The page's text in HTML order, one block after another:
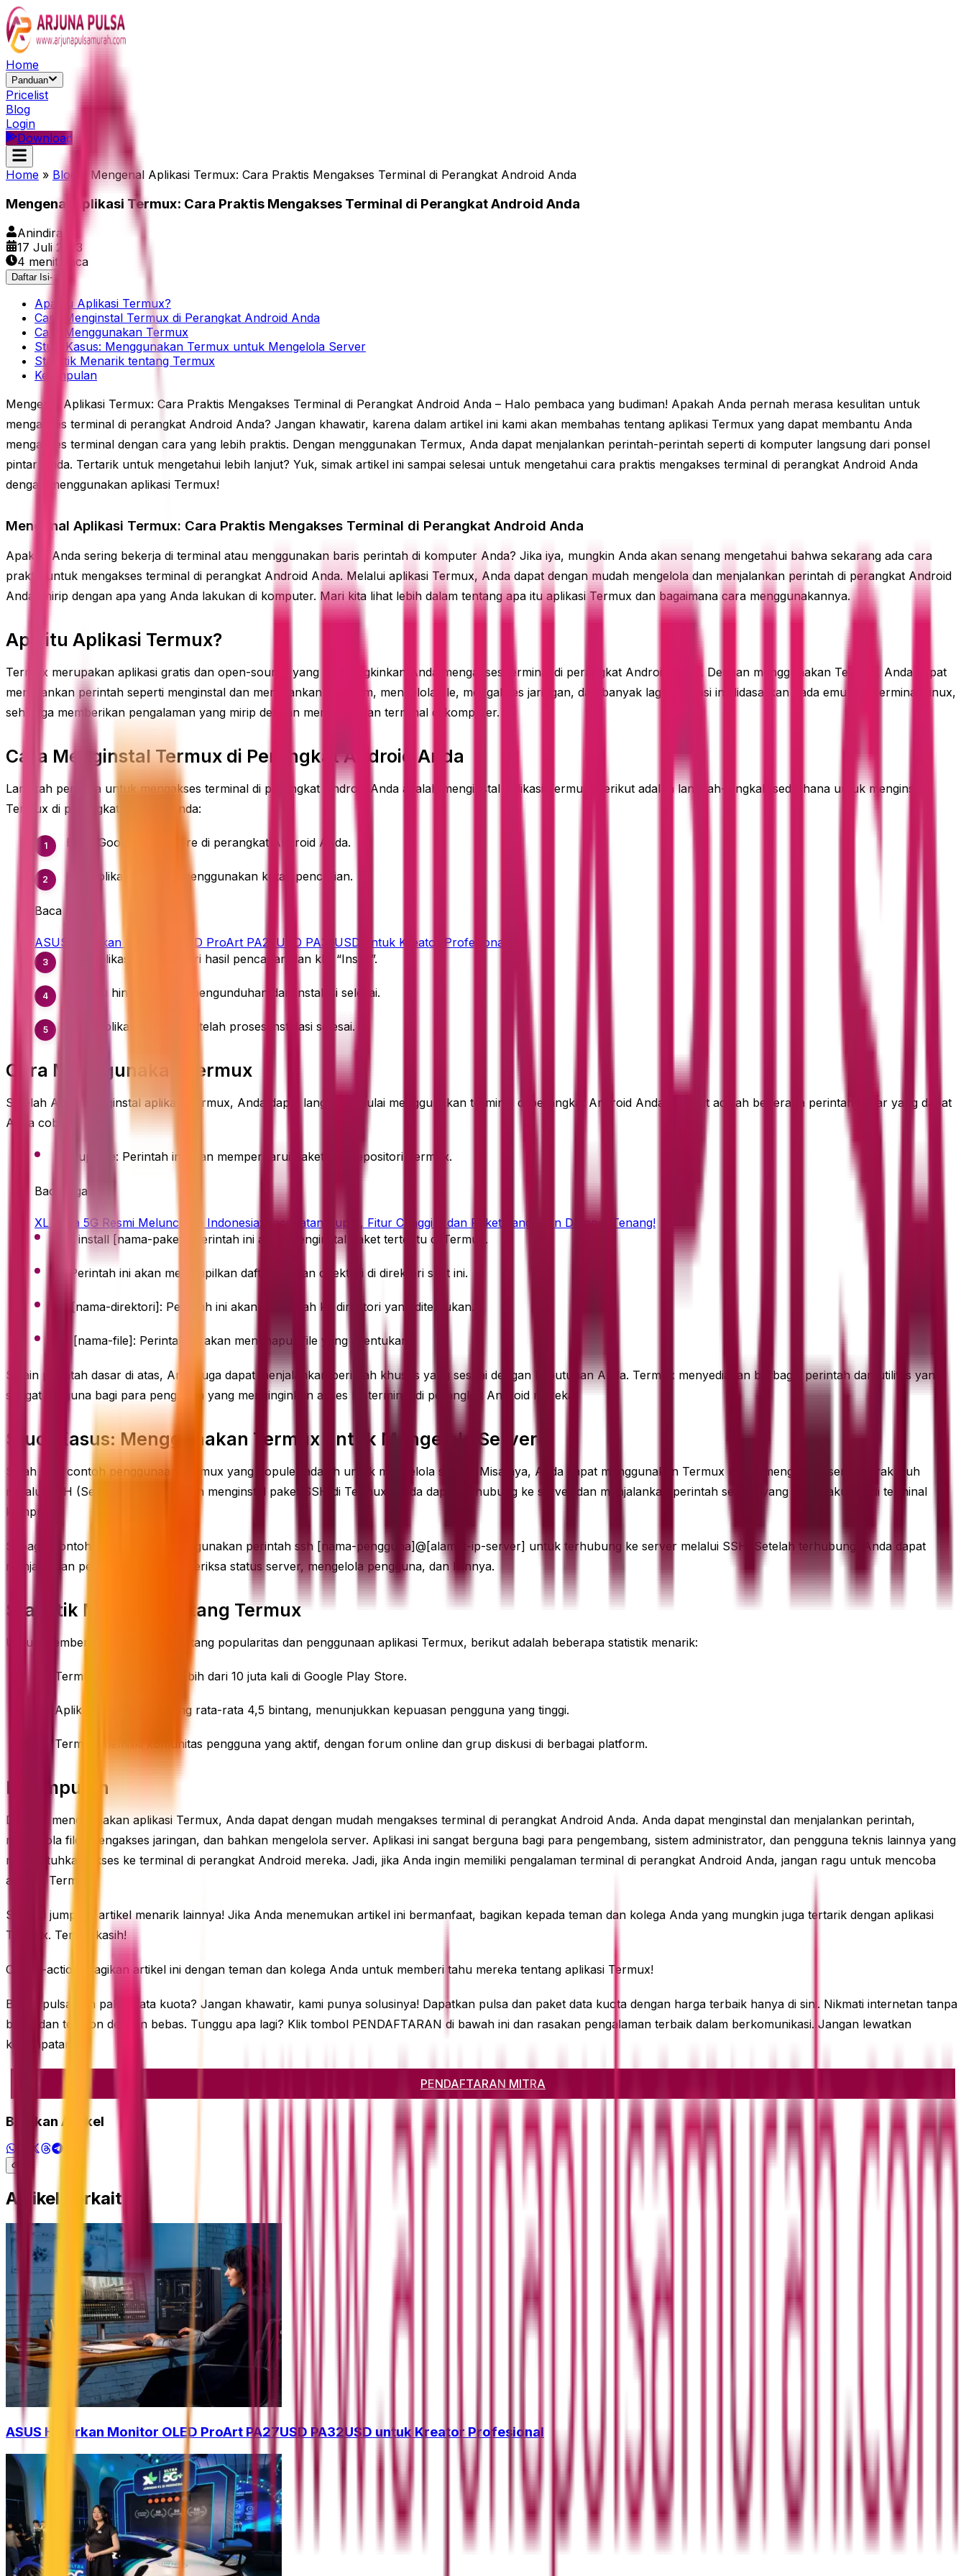
Home
Panduan
Pricelist
Blog
Login
Download
Home » Blog Mengenal Aplikasi Termux: Cara Praktis Mengakses Terminal di Perangkat Android Anda
Mengenal Aplikasi Termux: Cara Praktis Mengakses Terminal di Perangkat Android Anda
Anindira
17 Juli 2023
4 menit baca
Daftar Isi-
Apa itu Aplikasi Termux?
Cara Menginstal Termux di Perangkat Android Anda
Cara Menggunakan Termux
Studi Kasus: Menggunakan Termux untuk Mengelola Server
Statistik Menarik tentang Termux
Kesimpulan
Mengenal Aplikasi Termux: Cara Praktis Mengakses Terminal di Perangkat Android Anda – Halo pembaca yang budiman! Apakah Anda pernah merasa kesulitan untuk
mengakses terminal di perangkat Android Anda? Jangan khawatir, karena dalam artikel ini kami akan membahas tentang aplikasi Termux yang dapat membantu Anda
mengakses terminal dengan cara yang lebih praktis. Dengan menggunakan Termux, Anda dapat menjalankan perintah-perintah seperti di komputer langsung dari ponsel
pintar Anda. Tertarik untuk mengetahui lebih lanjut? Yuk, simak artikel ini sampai selesai untuk mengetahui cara praktis mengakses terminal di perangkat Android Anda
dengan menggunakan aplikasi Termux!
Mengenal Aplikasi Termux: Cara Praktis Mengakses Terminal di Perangkat Android Anda
Apakah Anda sering bekerja di terminal atau menggunakan baris perintah di komputer Anda? Jika iya, mungkin Anda akan senang mengetahui bahwa sekarang ada cara
praktis untuk mengakses terminal di perangkat Android Anda. Melalui aplikasi Termux, Anda dapat dengan mudah mengelola dan menjalankan perintah di perangkat Android
Anda, mirip dengan apa yang Anda lakukan di komputer. Mari kita lihat lebih dalam tentang apa itu aplikasi Termux dan bagaimana cara menggunakannya.
Apa itu Aplikasi Termux?
Termux merupakan aplikasi gratis dan open-source yang memungkinkan Anda mengakses terminal di perangkat Android Anda. Dengan menggunakan Termux, Anda dapat
menjalankan perintah seperti menginstal dan menjalankan program, mengelola file, mengakses jaringan, dan banyak lagi. Aplikasi ini didasarkan pada emulator terminal Linux,
sehingga memberikan pengalaman yang mirip dengan menggunakan terminal di komputer.
Cara Menginstal Termux di Perangkat Android Anda
Langkah pertama untuk mengakses terminal di perangkat Android Anda adalah menginstal aplikasi Termux. Berikut adalah langkah-langkah sederhana untuk menginstal
Termux di perangkat Android Anda:
Buka Google Play Store di perangkat Android Anda.
Cari aplikasi Termux menggunakan kotak pencarian.
Baca juga
ASUS Hadirkan Monitor OLED ProArt PA27USD PA32USD untuk Kreator Profesional
Pilih aplikasi Termux dari hasil pencarian dan klik “Instal”.
Tunggu hingga proses pengunduhan dan instalasi selesai.
Buka aplikasi Termux setelah proses instalasi selesai.
Cara Menggunakan Termux
Setelah Anda menginstal aplikasi Termux, Anda dapat langsung mulai menggunakan terminal di perangkat Android Anda. Berikut adalah beberapa perintah dasar yang dapat
Anda coba:
pkg update: Perintah ini akan memperbarui paket dan repositori Termux.
Baca juga
XL Ultra 5G Resmi Meluncur di Indonesia: Kecepatan Super, Fitur Canggih, dan Paket yang Bikin Dompet Tenang!
pkg install [nama-paket]: Perintah ini akan menginstal paket tertentu di Termux.
ls: Perintah ini akan menampilkan daftar file dan direktori di direktori saat ini.
cd [nama-direktori]: Perintah ini akan berpindah ke direktori yang ditentukan.
rm [nama-file]: Perintah ini akan menghapus file yang ditentukan.
Selain perintah dasar di atas, Anda juga dapat menjalankan perintah khusus yang sesuai dengan kebutuhan Anda. Termux menyediakan berbagai perintah dan utilitas yang
sangat berguna bagi para pengguna yang menginginkan akses ke terminal di perangkat Android mereka.
Studi Kasus: Menggunakan Termux untuk Mengelola Server
Salah satu contoh penggunaan Termux yang populer adalah untuk mengelola server. Misalnya, Anda dapat menggunakan Termux untuk mengakses server jarak jauh
melalui SSH (Secure Shell). Dengan menginstal paket SSH di Termux, Anda dapat terhubung ke server dan menjalankan perintah seperti yang Anda lakukan di terminal
komputer.
Sebagai contoh, Anda dapat menggunakan perintah ssh [nama-pengguna]@[alamat-ip-server] untuk terhubung ke server melalui SSH. Setelah terhubung, Anda dapat
menjalankan perintah seperti memeriksa status server, mengelola pengguna, dan lainnya.
Statistik Menarik tentang Termux
Untuk memberikan gambaran tentang popularitas dan penggunaan aplikasi Termux, berikut adalah beberapa statistik menarik:
Termux telah diunduh lebih dari 10 juta kali di Google Play Store.
Aplikasi ini memiliki rating rata-rata 4,5 bintang, menunjukkan kepuasan pengguna yang tinggi.
Termux memiliki komunitas pengguna yang aktif, dengan forum online dan grup diskusi di berbagai platform.
Kesimpulan
Dengan menggunakan aplikasi Termux, Anda dapat dengan mudah mengakses terminal di perangkat Android Anda. Anda dapat menginstal dan menjalankan perintah,
mengelola file, mengakses jaringan, dan bahkan mengelola server. Aplikasi ini sangat berguna bagi para pengembang, sistem administrator, dan pengguna teknis lainnya yang
membutuhkan akses ke terminal di perangkat Android mereka. Jadi, jika Anda ingin memiliki pengalaman terminal di perangkat Android Anda, jangan ragu untuk mencoba
aplikasi Termux!
Sampai jumpa di artikel menarik lainnya! Jika Anda menemukan artikel ini bermanfaat, bagikan kepada teman dan kolega Anda yang mungkin juga tertarik dengan aplikasi
Termux. Terima kasih!
Call-to-action: Bagikan artikel ini dengan teman dan kolega Anda untuk memberi tahu mereka tentang aplikasi Termux!
Butuh pulsa dan paket data kuota? Jangan khawatir, kami punya solusinya! Dapatkan pulsa dan paket data kuota dengan harga terbaik hanya di sini. Nikmati internetan tanpa
batas dan telepon dengan bebas. Tunggu apa lagi? Klik tombol PENDAFTARAN di bawah ini dan rasakan pengalaman terbaik dalam berkomunikasi. Jangan lewatkan
kesempatan ini!
PENDAFTARAN MITRA
Bagikan Artikel
Artikel Terkait
ASUS Hadirkan Monitor OLED ProArt PA27USD PA32USD untuk Kreator Profesional